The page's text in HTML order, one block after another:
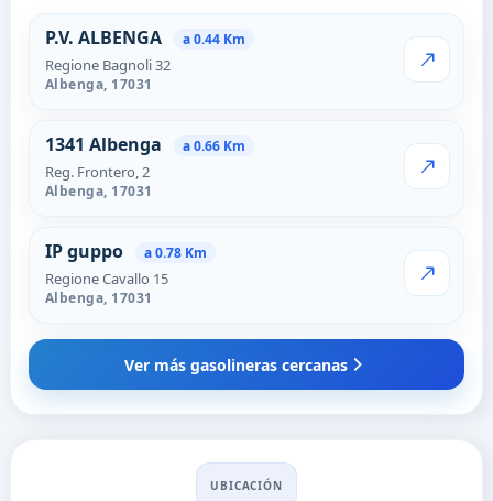
Estaciones cercanas en
P.V. ALBENGA a 0.44 Km
Regione Bagnoli 32
Albenga, 17031
VER
1341 Albenga a 0.66 Km
Reg. Frontero, 2
Albenga, 17031
VER
IP guppo a 0.78 Km
Regione Cavallo 15
Albenga, 17031
VER
Ver más gasolineras cercanas
UBICACIÓN